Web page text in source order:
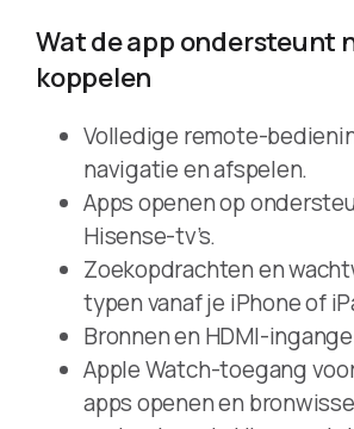
Wat de app ondersteunt
koppelen
Volledige remote-
navigatie en afspelen.
Apps openen op
Hisense-tv’s.
Zoekopdrachten en
typen vanaf je iPhone of
Bronnen en HDMI-
Apple Watch-toegang
apps openen en